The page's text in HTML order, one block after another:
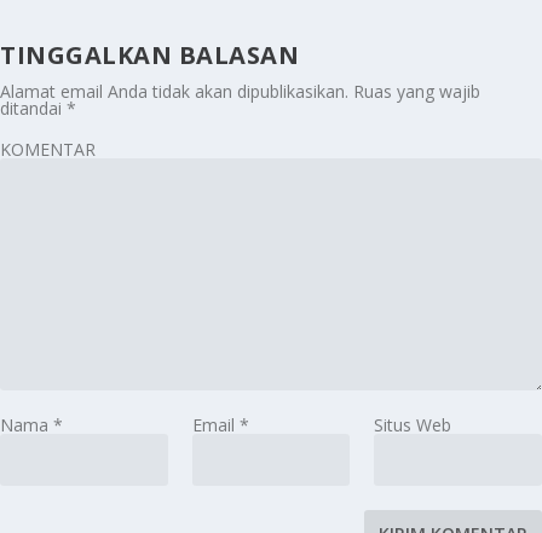
TINGGALKAN BALASAN
Alamat email Anda tidak akan dipublikasikan. Ruas yang wajib
ditandai *
KOMENTAR
Nama * Email* Situs Web